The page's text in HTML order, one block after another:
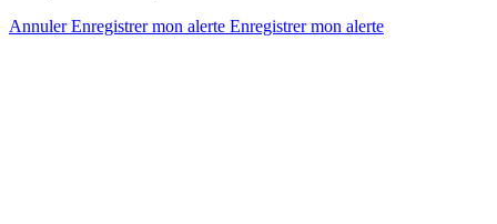
AnnulerEnregistrer mon alerte Enregistrermon alerte